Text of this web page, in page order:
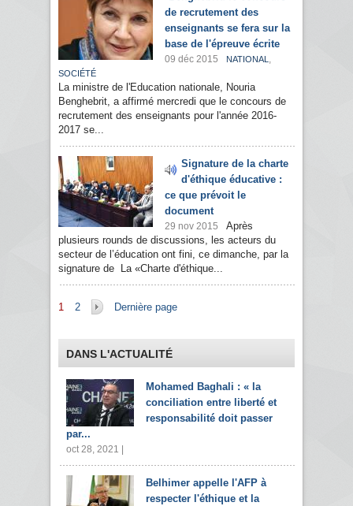
de recrutement des
enseignants se fera sur la
base de l'épreuve écrite
09 déc 2015 NATIONAL ,
SOCIÉTÉ
La ministre de l'Education nationale, Nouria
Benghebrit, a affirmé mercredi que le concours de
recrutement des enseignants pour l'année 2016-
2017 se...
Signature de la charte
d'éthique éducative :
ce que prévoit le
document
29 nov 2015
Après
plusieurs rounds de discussions, les acteurs du
secteur de l’éducation ont fini, ce dimanche, par la
signature de La «Charte d'éthique...
Pages
1 2 Dernière page
DANS L'ACTUALITÉ
Mohamed Baghali : « la
conciliation entre liberté et
responsabilité doit passer
par...
oct 28, 2021 |
Belhimer appelle l'AFP à
respecter l'éthique et la